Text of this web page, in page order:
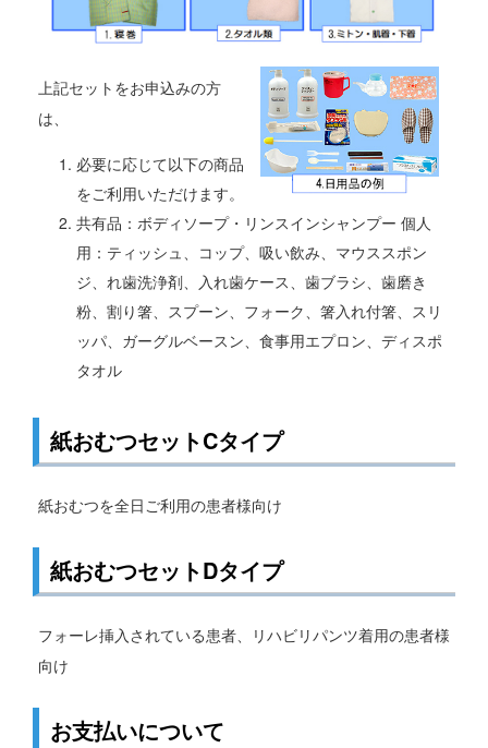
上記セットをお申込みの方
は、
必要に応じて以下の商品
をご利用いただけます。
共有品：ボディソープ・リンスインシャンプー 個人
用：ティッシュ、コップ、吸い飲み、マウススポン
ジ、れ歯洗浄剤、入れ歯ケース、歯ブラシ、歯磨き
粉、割り箸、スプーン、フォーク、箸入れ付箸、スリ
ッパ、ガーグルベースン、食事用エプロン、ディスポ
タオル
紙おむつセットCタイプ
紙おむつを全日ご利用の患者様向け
紙おむつセットDタイプ
フォーレ挿入されている患者、リハビリパンツ着用の患者様
向け
お支払いについて